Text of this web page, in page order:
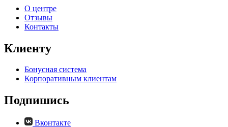
О центре
Отзывы
Контакты
Клиенту
Бонусная система
Корпоративным клиентам
Подпишись
Вконтакте